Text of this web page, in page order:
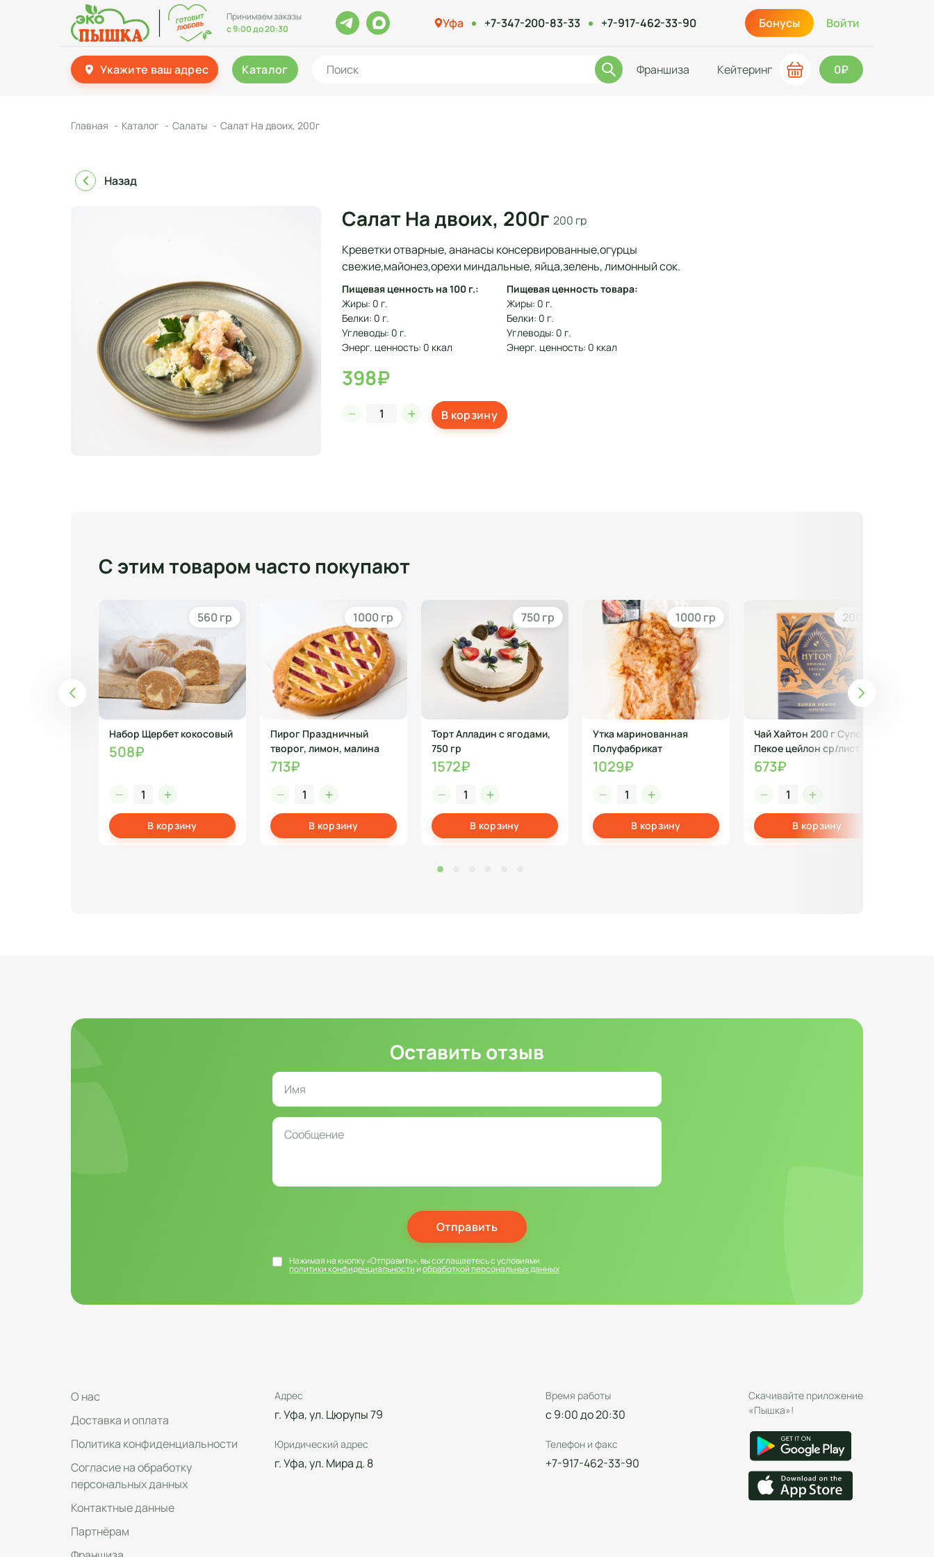
Принимаем заказы
с 9:00 до 20:30
Уфа +7-347-200-83-33 +7-917-462-33-90 Бонусы Войти
Укажите ваш адрес Каталог Франшиза Кейтеринг 0₽
Главная Каталог Салаты Салат На двоих, 200г
Назад
Салат На двоих, 200г 200 гр
Креветки отварные, ананасы консервированные,огурцы
свежие,майонез,орехи миндальные, яйца,зелень, лимонный сок.
Пищевая ценность на 100 г.:
Жиры: 0 г.
Белки: 0 г.
Углеводы: 0 г.
Энерг. ценность: 0 ккал
Пищевая ценность товара:
Жиры: 0 г.
Белки: 0 г.
Углеводы: 0 г.
Энерг. ценность: 0 ккал
398₽
В корзину
С этим товаром часто покупают
560 гр
Набор Щербет кокосовый
508₽
В корзину
1000 гр
Пирог Праздничный
творог, лимон, малина
713₽
В корзину
750 гр
Торт Алладин с ягодами,
750 гр
1572₽
В корзину
1000 гр
Утка маринованная
Полуфабрикат
1029₽
В корзину
200 гр
Чай Хайтон 200 г Супер
Пекое цейлон ср/лист
673₽
В корзину
Оставить отзыв
Отправить
Нажимая на кнопку «Отправить», вы соглашаетесь с условиями
политики конфиденциальностииобработкой персональных данных
О нас
Доставка и оплата
Политика конфиденциальности
Согласие на обработку
персональных данных
Контактные данные
Партнёрам
Адрес
г. Уфа, ул. Цюрупы 79
Юридический адрес
г. Уфа, ул. Мира д. 8
Время работы
с 9:00 до 20:30
Телефон и факс
+7-917-462-33-90
Скачивайте приложение
«Пышка»!